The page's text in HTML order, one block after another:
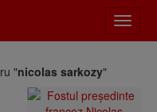
meniu
"nicolas sarkozy"